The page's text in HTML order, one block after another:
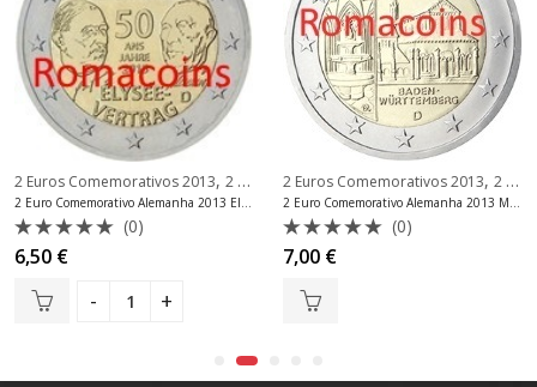
2 Euros Comemorativos 2013, 2 Euros Comemorativos Alemanha
2 Euro Comemorativo Alemanha 2013 Elysée Fdc
Avaliação
0
de
(0)
6,50 €
2 Euros Comemorativos 2013, 2 Euros Comemorativos Alemanha
2 Euro Comemorativo Alemanha 2013 Maulbronn Mint F
Avaliação
0
de
(0)
7,00 €